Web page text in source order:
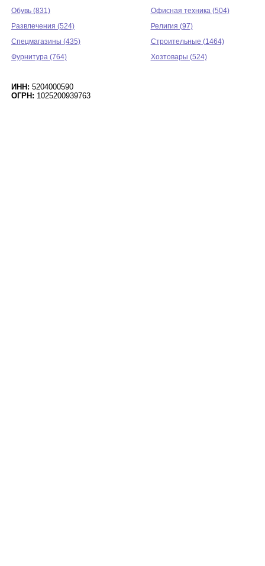
Обувь (831)
Офисная техника (504)
Развлечения (524)
Религия (97)
Спецмагазины (435)
Строительные (1464)
Фурнитура (764)
Хозтовары (524)
ИНН: 5204000590
ОГРН: 1025200939763